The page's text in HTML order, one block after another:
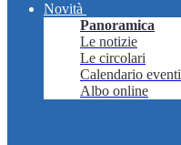
Novità
Panoramica
Le notizie
Le circolari
Calendario eventi
Albo online